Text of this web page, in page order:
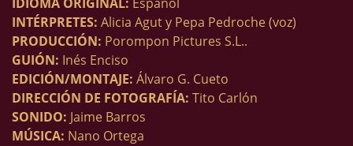
INTÉRPRETES: Alicia Agut y Pepa Pedroche (voz)
PRODUCCIÓN: Porompon Pictures S.L..
GUIÓN: Inés Enciso
EDICIÓN/MONTAJE: Álvaro G. Cueto
DIRECCIÓN DE FOTOGRAFÍA: Tito Carlón
SONIDO: Jaime Barros
MÚSICA: Nano Ortega